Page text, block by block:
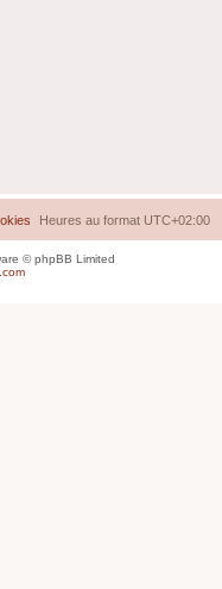
Heures au format UTC+02:00
© phpBB Limited